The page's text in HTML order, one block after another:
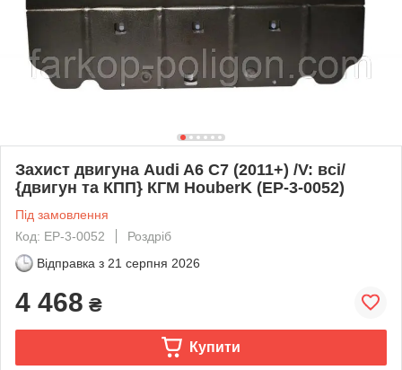
Захист двигуна Audi A6 C7 (2011+) /V: всі/
{двигун та КПП} КГМ HouberK (EP-3-0052)
Під замовлення
Код: EP-3-0052
Роздріб
Відправка з 21 серпня 2026
4 468 ₴
Купити